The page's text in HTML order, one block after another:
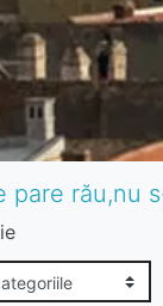
pare rău,nu